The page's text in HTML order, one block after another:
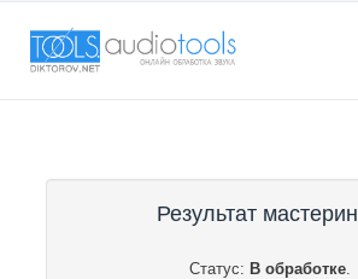
Результат
Статус: В обработке.